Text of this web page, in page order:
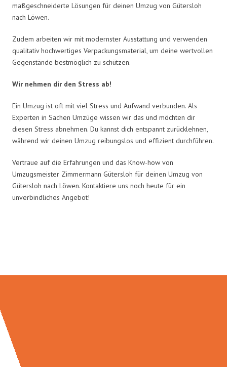
maßgeschneiderte Lösungen für deinen Umzug von Gütersloh
nach Löwen.
Zudem arbeiten wir mit modernster Ausstattung und verwenden
qualitativ hochwertiges Verpackungsmaterial, um deine wertvollen
Gegenstände bestmöglich zu schützen.
Wir nehmen dir den Stress ab!
Ein Umzug ist oft mit viel Stress und Aufwand verbunden. Als
Experten in Sachen Umzüge wissen wir das und möchten dir
diesen Stress abnehmen. Du kannst dich entspannt zurücklehnen,
während wir deinen Umzug reibungslos und effizient durchführen.
Vertraue auf die Erfahrungen und das Know-how von
Umzugsmeister Zimmermann Gütersloh für deinen Umzug von
Gütersloh nach Löwen. Kontaktiere uns noch heute für ein
unverbindliches Angebot!